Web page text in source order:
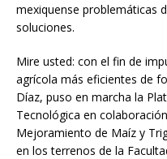
mexiquense problemáticas
soluciones.
Mire usted: con el fin de
agrícola más eficientes de
Díaz, puso en marcha la
Tecnológica en
Mejoramiento de Maíz y
en los terrenos de la